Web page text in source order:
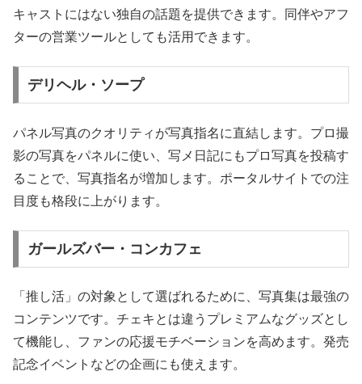
キャストにはない独自の話題を提供できます。同伴やアフ
ターの営業ツールとしても活用できます。
デリヘル・ソープ
パネル写真のクオリティが写真指名に直結します。プロ撮
影の写真をパネルに使い、写メ日記にもプロ写真を投稿す
ることで、写真指名が増加します。ポータルサイトでの注
目度も格段に上がります。
ガールズバー・コンカフェ
「推し活」の対象として選ばれるために、写真集は最強の
コンテンツです。チェキとは違うプレミアムなグッズとし
て機能し、ファンの応援モチベーションを高めます。発売
記念イベントなどの企画にも使えます。